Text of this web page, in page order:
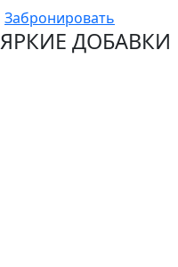
Забронировать
ЯРКИЕ ДОБАВКИ